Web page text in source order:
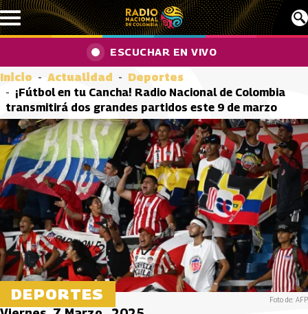
Pasar al contenido principal
ESCUCHAR EN VIVO
Inicio Actualidad
Deportes
¡Fútbol en tu Cancha! Radio Nacional de Colombia
transmitirá dos grandes partidos este 9 de marzo
DEPORTES Foto de: AFP